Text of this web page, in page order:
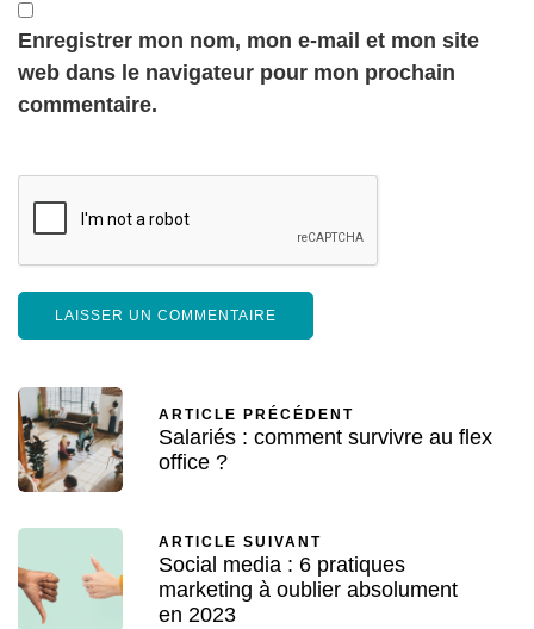
Enregistrer mon nom, mon e-mail et mon site
web dans le navigateur pour mon prochain
commentaire.
ARTICLE PRÉCÉDENT
Salariés : comment survivre au flex
office ?
ARTICLE SUIVANT
Social media : 6 pratiques
marketing à oublier absolument
en 2023